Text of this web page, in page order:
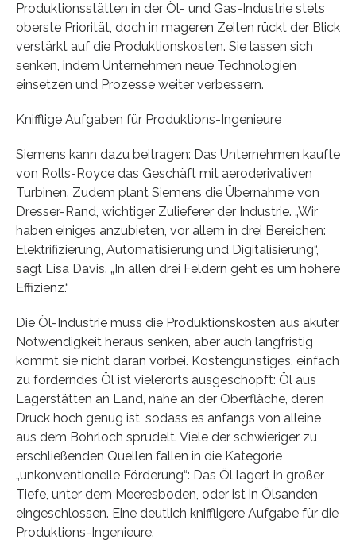
Produktionsstätten in der Öl- und Gas-Industrie stets
oberste Priorität, doch in mageren Zeiten rückt der Blick
verstärkt auf die Produktionskosten. Sie lassen sich
senken, indem Unternehmen neue Technologien
einsetzen und Prozesse weiter verbessern.
Knifflige Aufgaben für Produktions-Ingenieure
Siemens kann dazu beitragen: Das Unternehmen kaufte
von Rolls-Royce das Geschäft mit aeroderivativen
Turbinen. Zudem plant Siemens die Übernahme von
Dresser-Rand, wichtiger Zulieferer der Industrie. „Wir
haben einiges anzubieten, vor allem in drei Bereichen:
Elektrifizierung, Automatisierung und Digitalisierung“,
sagt Lisa Davis. „In allen drei Feldern geht es um höhere
Effizienz.“
Die Öl-Industrie muss die Produktionskosten aus akuter
Notwendigkeit heraus senken, aber auch langfristig
kommt sie nicht daran vorbei. Kostengünstiges, einfach
zu förderndes Öl ist vielerorts ausgeschöpft: Öl aus
Lagerstätten an Land, nahe an der Oberfläche, deren
Druck hoch genug ist, sodass es anfangs von alleine
aus dem Bohrloch sprudelt. Viele der schwieriger zu
erschließenden Quellen fallen in die Kategorie
„unkonventionelle Förderung“: Das Öl lagert in großer
Tiefe, unter dem Meeresboden, oder ist in Ölsanden
eingeschlossen. Eine deutlich kniffligere Aufgabe für die
Produktions-Ingenieure.